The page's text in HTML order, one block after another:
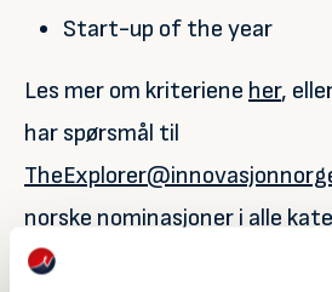
Start-up of the year
Les mer om kriteriene her,
har spørsmål til
norske nominasjoner i alle
med oss på den grønne løper i